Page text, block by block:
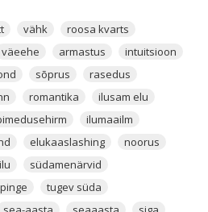
tasandil armastuseõnne
kristall. Alates 2022.
põhjal kosmilisse
just kõigil seda kristalli vaja.
too koduseinte vahele ja kingi
jagada.
sobib peaaegu et kõigile, kuna
energiavibratsiooniga kristall,
vähk
roosa kvarts
väeehe armastus
intuitsioon
sõprus
rasedus
romantika
ilusam elu
ilumaailm
elukaaslashing
noorus
südamenärvid
tugev süda